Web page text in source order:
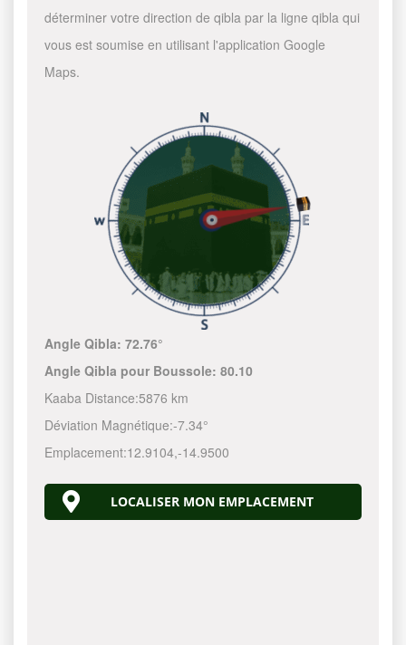
déterminer votre direction de qibla par la ligne qibla qui
vous est soumise en utilisant l'application Google
Maps.
Angle Qibla:72.76°
Angle Qibla pour Boussole:80.10
Kaaba Distance:5876 km
Déviation Magnétique:-7.34°
Emplacement:12.9104,-14.9500
LOCALISER MON EMPLACEMENT